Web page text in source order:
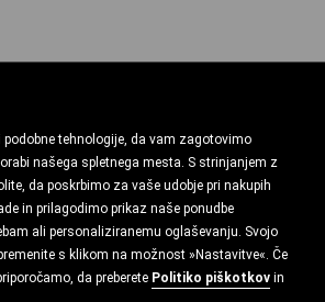
tehnologije, da vam zagotovimo
našega spletnega mesta. S strinjanjem z
da poskrbimo za vaše udobje pri nakupih
in prilagodimo prikaz naše ponudbe
ali personaliziranemu oglaševanju. Svojo
s klikom na možnost »Nastavitve«. Če
da preberete Politiko piškotkov in